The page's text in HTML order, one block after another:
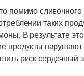
помимо сливочного
таких
В результате
продукты
риск сердечный